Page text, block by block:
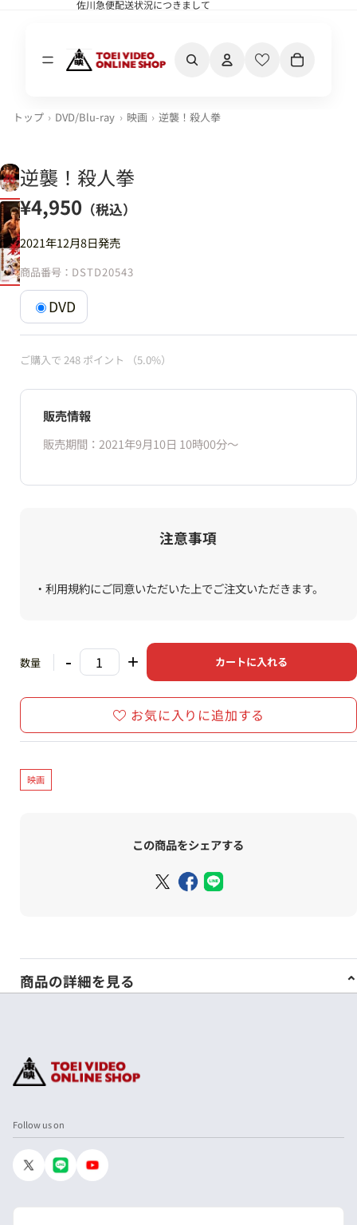
佐川急便配送状況につきまして
佐川急便配送状況につきまして
トップ DVD/Blu-ray 映画 逆襲！殺人拳
逆襲！殺人拳
¥4,950 （税込）
2021年12月8日発売
商品番号： DSTD20543
DVD
ご購入で 248 ポイント （5.0%）
販売情報
販売期間：2021年9月10日 10時00分〜
注意事項
・利用規約にご同意いただいた上でご注文いただきます。
数量 - + カートに入れる
お気に入りに追加する
映画
この商品をシェアする
商品の詳細を見る
Follow us on